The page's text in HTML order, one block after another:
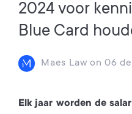
2024 voor
Blue Card
Maes Law on 06
Elk jaar worden de